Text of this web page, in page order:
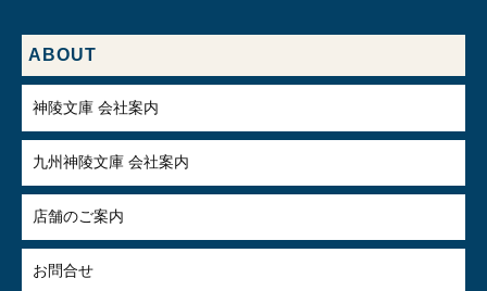
ABOUT
神陵文庫 会社案内
九州神陵文庫 会社案内
店舗のご案内
お問合せ